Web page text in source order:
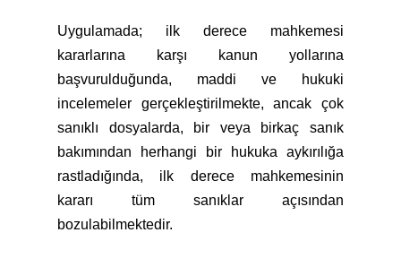
Uygulamada; ilk derece mahkemesi
kararlarına karşı kanun yollarına
başvurulduğunda, maddi ve hukuki
incelemeler gerçekleştirilmekte, ancak çok
sanıklı dosyalarda, bir veya birkaç sanık
bakımından herhangi bir hukuka aykırılığa
rastladığında, ilk derece mahkemesinin
kararı tüm sanıklar açısından
bozulabilmektedir.